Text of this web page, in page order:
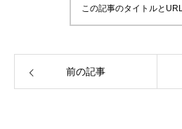
に、生きていく
える生活を愛鳥
この記事のタイトルと
前の記事